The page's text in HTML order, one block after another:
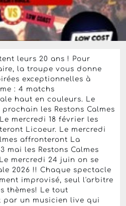
fnac.compour 11,75 € -
leurs 20 ans ! Pour
la troupe vous donne
exceptionnelles à
: 4 matchs
haut en couleurs. Le
les Restons Calmes
mercredi 18 février les
Licoeur. Le mercredi
affronteront La
mai les Restons Calmes
mercredi 24 juin on se
2026 !! Chaque spectacle
improvisé, seul l'arbitre
thèmes! Le tout
par un musicien live qui